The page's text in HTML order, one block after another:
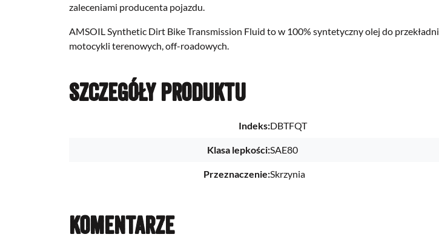
zaleceniami producenta pojazdu.
AMSOIL Synthetic Dirt Bike Transmission Fluid to w 100% syntetyczny olej do przekładni
motocykli terenowych, off-roadowych.
Szczegóły produktu
Indeks:DBTFQT
Klasa lepkości:SAE80
Przeznaczenie:Skrzynia
Komentarze